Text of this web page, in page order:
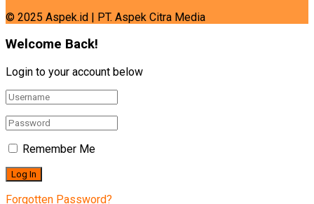
© 2025 Aspek.id | PT. Aspek Citra Media
Welcome Back!
Login to your account below
Remember Me
Forgotten Password?